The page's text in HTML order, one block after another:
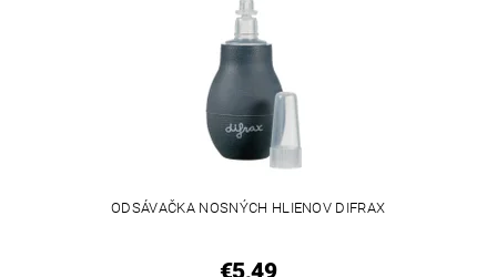
ODSÁVAČKA NOSNÝCH HLIENOV DIFRAX
€5,49